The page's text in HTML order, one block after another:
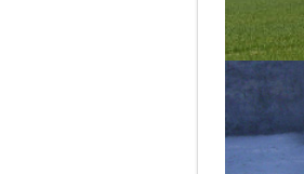
“Vulkan-